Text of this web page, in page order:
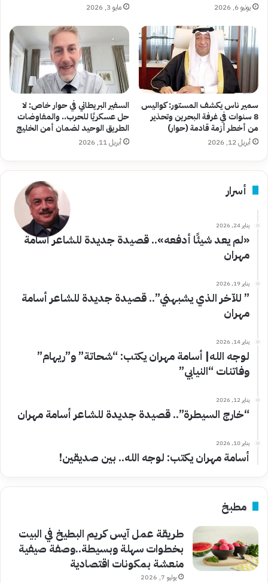
يونيو 6, 2026 مايو 3, 2026
سمير ناس يكشف المستور: كواليس
8 سنوات في غرفة البحرين وتحذير
من أخطر أزمة قادمة (حوار)
أبريل 12, 2026
السفير البريطاني في حوار خاص: لا
حل عسكريًا للحرب.. والمفاوضات
الطريق الوحيد لضمان أمن الخليج
أبريل 11, 2026
أسرار
يناير 24, 2026
«لم يعد شيئًا أدفعه».. قصيدة جديدة للشاعر أسامة
مهران
يناير 19, 2026
” للآخر الذي يشبهني”.. قصيدة جديدة للشاعر أسامة
مهران
يناير 14, 2026
لوجه الله| أسامة مهران يكتب: “شحاتة” و”ريهام”
وفاتنات “النيابي”
يناير 12, 2026
“خارج السيطرة”.. قصيدة جديدة للشاعر أسامة مهران
يناير 10, 2026
أسامة مهران يكتب: لوجه الله.. بين صديقين!
مطبخ
طريقة عمل آيس كريم البطيخ في البيت
بخطوات سهلة وبسيطة..وصفة صيفية
منعشة بمكونات اقتصادية
يوليو 7, 2026